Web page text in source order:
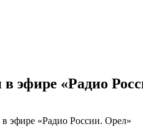
эфире «Радио